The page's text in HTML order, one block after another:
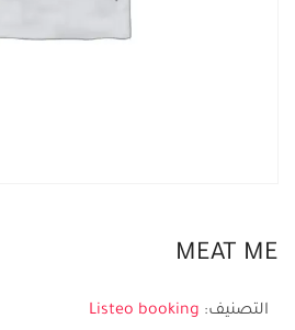
MEAT ME
التصنيف: Listeo booking